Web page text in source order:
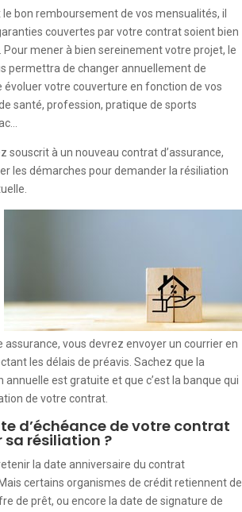
bon remboursement de vos mensualités, il
couvertes par votre contrat soient bien
mener à bien sereinement votre projet, le
permettra de changer annuellement de
votre couverture en fonction de vos
santé, profession, pratique de sports
souscrit à un nouveau contrat d’assurance,
les démarches pour demander la résiliation
assurance, vous devrez envoyer un courrier en
les délais de préavis. Sachez que la
annuelle est gratuite et que c’est la banque qui
de votre contrat.
d’échéance de votre contrat
résiliation ?
la date anniversaire du contrat
certains organismes de crédit retiennent de
de prêt, ou encore la date de signature de